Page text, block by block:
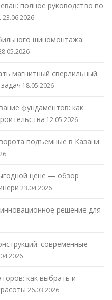
полное руководство по
23.06.2026
шиномонтажа:
магнитный сверлильный
18.05.2026
фундаментов: как
12.05.2026
подъемные в Казани:
цене — обзор
23.04.2026
решение для
современные
как выбрать и
26.03.2026